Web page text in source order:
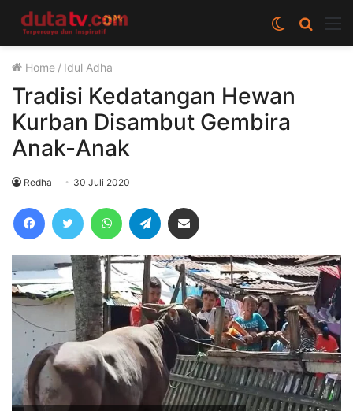
Cari
berita
Switch
skin
Home / Idul Adha
Tradisi Kedatangan Hewan
Kurban Disambut Gembira
Anak-Anak
Redha 30 Juli 2020
FacebookTwitter WhatsAppTelegram